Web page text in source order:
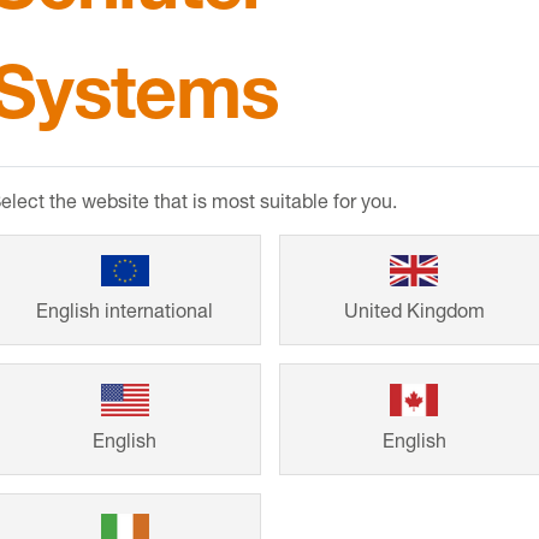
Referencje
Od domów
obiektów:
Systems
jak i trwałość.
budowlano-
potrzeby
the website that is most suitable for you.
English international United Kingdom
English English